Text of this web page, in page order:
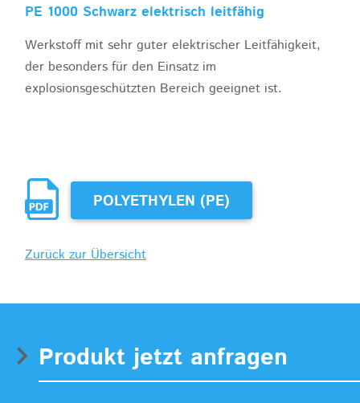
PE 1000 Schwarz elektrisch leitfähig
Werkstoff mit sehr guter elektrischer Leitfähigkeit,
der besonders für den Einsatz im
explosionsgeschützten Bereich geeignet ist.
POLYETHYLEN (PE)
Zurück zur Übersicht
Produkt jetzt anfragen